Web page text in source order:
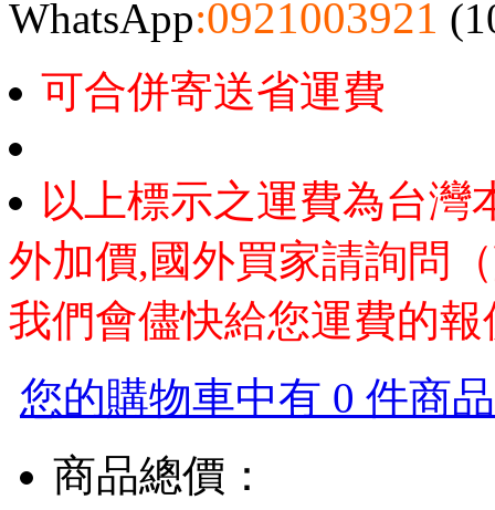
WhatsApp:0921003921
可合併寄送省運費
以上標示之運費為台灣
外加價,國外買家請詢問
我們會儘快給您運費的報
您的購物車中有 0 件商
商品總價：